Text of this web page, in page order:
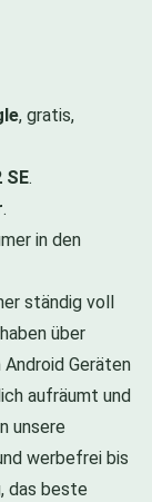
, gratis,
SE.
.
in den
ständig voll
über
Geräten
aufräumt und
unsere
werbefrei bis
das beste